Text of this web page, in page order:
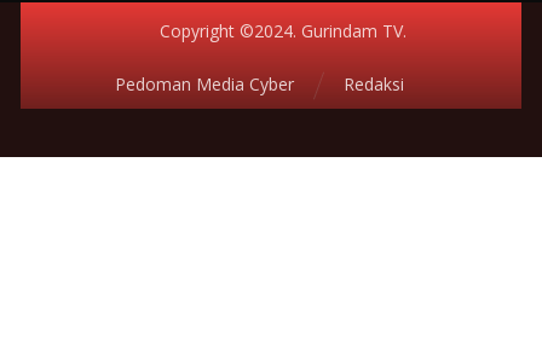
Copyright ©2024. Gurindam TV.
Redaksi
Pedoman Media Cyber